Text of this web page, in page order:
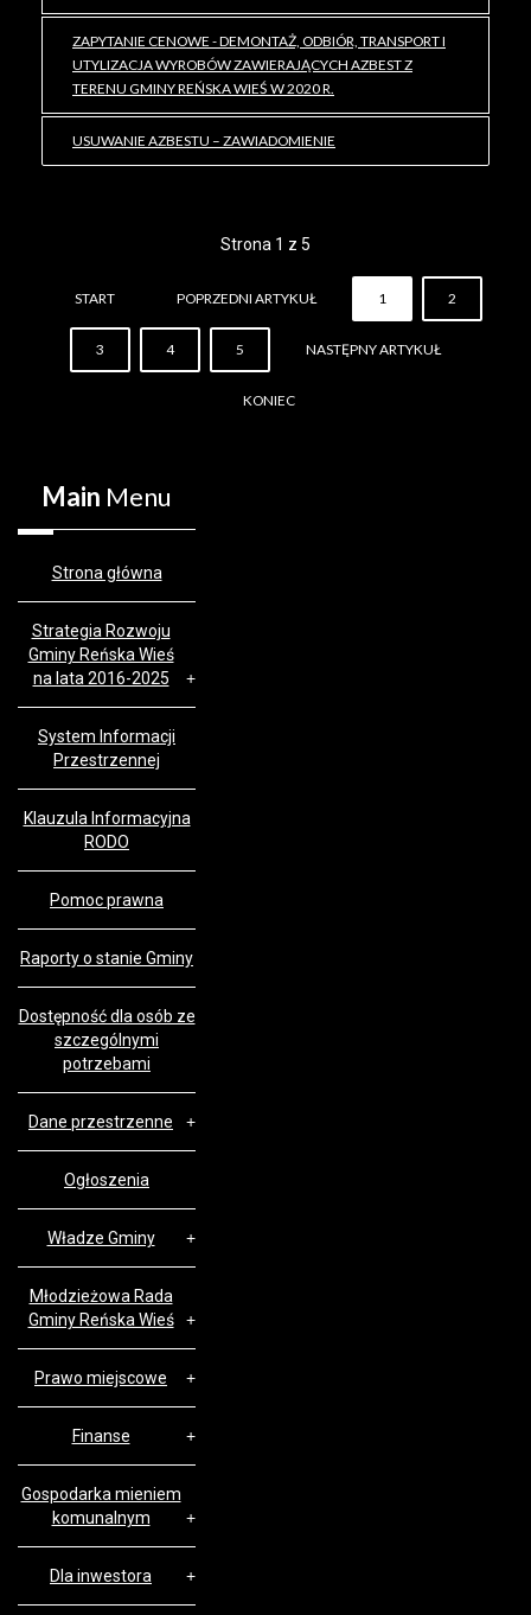
ZAPYTANIE CENOWE - DEMONTAŻ, ODBIÓR, TRANSPORT I
UTYLIZACJA WYROBÓW ZAWIERAJĄCYCH AZBEST Z
TERENU GMINY REŃSKA WIEŚ W 2020 R.
USUWANIE AZBESTU – ZAWIADOMIENIE
Strona 1 z 5
START POPRZEDNI ARTYKUŁ 1 2
3 4 5 NASTĘPNY ARTYKUŁ
KONIEC
Main Menu
Strona główna
Strategia Rozwoju
Gminy Reńska Wieś
na lata 2016-2025
System Informacji
Przestrzennej
Klauzula Informacyjna
RODO
Pomoc prawna
Raporty o stanie Gminy
Dostępność dla osób ze
szczególnymi
potrzebami
Dane przestrzenne
Ogłoszenia
Władze Gminy
Młodzieżowa Rada
Gminy Reńska Wieś
Prawo miejscowe
Finanse
Gospodarka mieniem
komunalnym
Dla inwestora